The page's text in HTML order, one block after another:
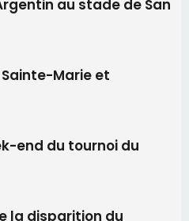
à Cruculi le
Nuciola organise une
au stade de San